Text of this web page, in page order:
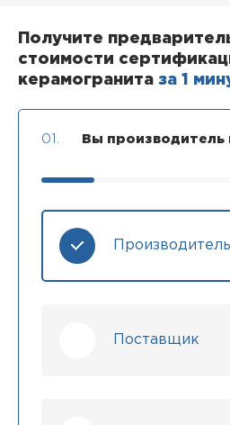
Получите
стоимости
керамогранита за 1
01. Вы производитель
Производитель
Поставщик